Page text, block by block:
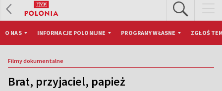
O NAS INFORMACJE POLONIJNE PROGRAMY WŁASNE ZGŁOŚ
Filmy dokumentalne
Brat, przyjaciel, papież